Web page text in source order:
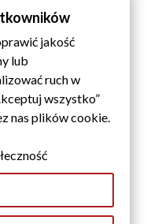
oraz jak
na
jakość
lub
ruch w
wszystko”
nas plików cookie.